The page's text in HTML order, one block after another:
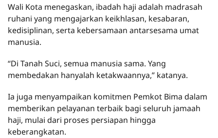
Wali Kota menegaskan, ibadah haji adalah madrasah
ruhani yang mengajarkan keikhlasan, kesabaran,
kedisiplinan, serta kebersamaan antarsesama umat
manusia.
“Di Tanah Suci, semua manusia sama. Yang
membedakan hanyalah ketakwaannya,” katanya.
Ia juga menyampaikan komitmen Pemkot Bima dalam
memberikan pelayanan terbaik bagi seluruh jamaah
haji, mulai dari proses persiapan hingga
keberangkatan.